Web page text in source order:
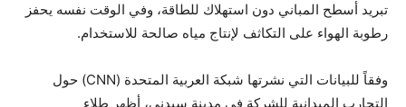
تبريد أسطح المباني دون استهلاك للطاقة، وفي الوقت نفسه يحفز
رطوبة الهواء على التكاثف لإنتاج مياه صالحة للاستخدام.
​وفقاً للبيانات التي نشرتها شبكة العربية المتحدة (CNN) حول
التجارب الميدانية للشركة في مدينة سيدني، أظهر طلاء